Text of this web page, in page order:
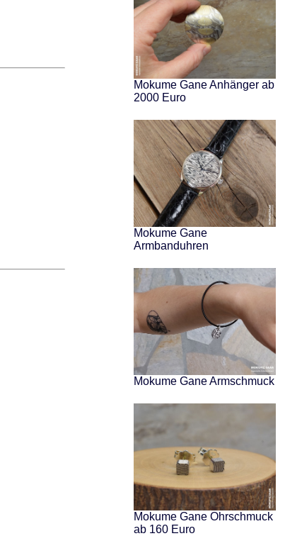
Mokume Gane Anhänger ab
2000 Euro
Mokume Gane
Armbanduhren
Mokume Gane Armschmuck
Mokume Gane Ohrschmuck
ab 160 Euro